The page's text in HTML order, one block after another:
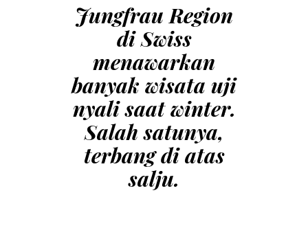
Jungfrau Region
di Swiss
menawarkan
banyak wisata uji
nyali saat winter.
Salah satunya,
terbang di atas
salju.